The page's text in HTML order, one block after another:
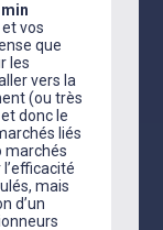
vos
que
les
vers la
(ou très
donc le
liés
marchés
mais
d’un